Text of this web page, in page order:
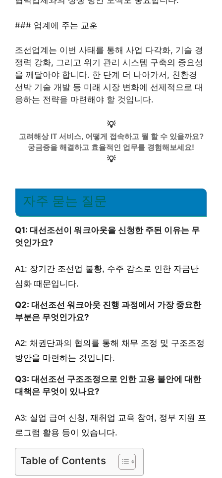
### 업계에 주는 교훈
조선업계는 이번 사태를 통해 사업 다각화, 기술 경
쟁력 강화, 그리고 위기 관리 시스템 구축의 중요성
을 깨달아야 합니다. 한 단계 더 나아가서, 친환경
선박 기술 개발 등 미래 시장 변화에 선제적으로 대
응하는 전략을 마련해야 할 것입니다.
💡
고려해상 IT 서비스, 어떻게 접속하고 뭘 할 수 있을까요?
궁금증을 해결하고 효율적인 업무를 경험해보세요!
💡
자주 묻는 질문
Q1: 대선조선이 워크아웃을 신청한 주된 이유는 무
엇인가요?
A1: 장기간 조선업 불황, 수주 감소로 인한 자금난
심화 때문입니다.
Q2: 대선조선 워크아웃 진행 과정에서 가장 중요한
부분은 무엇인가요?
A2: 채권단과의 협의를 통해 채무 조정 및 구조조정
방안을 마련하는 것입니다.
Q3: 대선조선 구조조정으로 인한 고용 불안에 대한
대책은 무엇이 있나요?
A3: 실업 급여 신청, 재취업 교육 참여, 정부 지원 프
로그램 활용 등이 있습니다.
Table of Contents